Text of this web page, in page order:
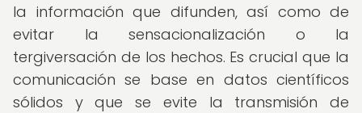
la información que difunden, así como de
evitar la sensacionalización o la
tergiversación de los hechos. Es crucial que la
comunicación se base en datos científicos
sólidos y que se evite la transmisión de